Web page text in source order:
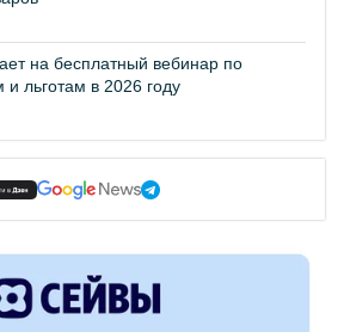
на бесплатный вебинар по
льготам в 2026 году